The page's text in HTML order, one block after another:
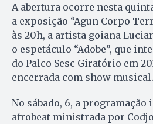
A abertura ocorre nesta
a exposição “Agun Corpo
às 20h, a artista goiana
o espetáculo “Adobe”, que
do Palco Sesc Giratório em
encerrada com show musical.
No sábado, 6, a
afrobeat ministrada por